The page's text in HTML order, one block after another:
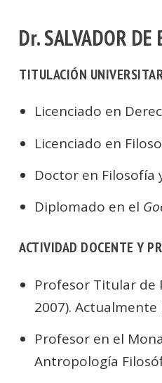
Dr. SALVADOR DE
TITULACIÓN
Licenciado en
Licenciado en
Doctor en Filosofía
Diplomado en el
ACTIVIDAD DOCENTE Y
Profesor Titular de
2007).
Profesor en el
Antropología